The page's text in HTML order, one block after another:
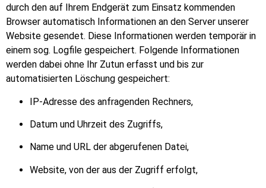
durch den auf Ihrem Endgerät zum Einsatz kommenden
Browser automatisch Informationen an den Server unserer
Website gesendet. Diese Informationen werden temporär in
einem sog. Logfile gespeichert. Folgende Informationen
werden dabei ohne Ihr Zutun erfasst und bis zur
automatisierten Löschung gespeichert:
IP-Adresse des anfragenden Rechners,
Datum und Uhrzeit des Zugriffs,
Name und URL der abgerufenen Datei,
Website, von der aus der Zugriff erfolgt,